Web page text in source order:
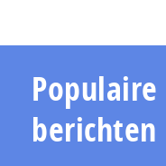
Populaire
berichten